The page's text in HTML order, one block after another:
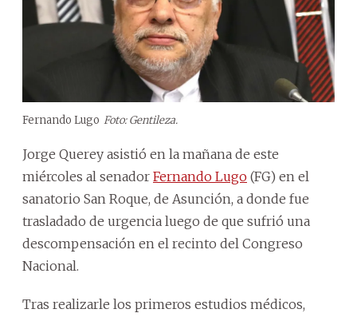
Fernando Lugo Foto: Gentileza.
Jorge Querey asistió en la mañana de este
miércoles al senador Fernando Lugo (FG) en el
sanatorio San Roque, de Asunción, a donde fue
trasladado de urgencia luego de que sufrió una
descompensación en el recinto del Congreso
Nacional.
Tras realizarle los primeros estudios médicos,